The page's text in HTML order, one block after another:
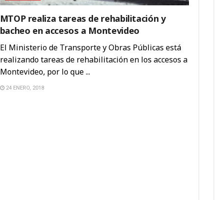
MTOP realiza tareas de rehabilitación y
bacheo en accesos a Montevideo
El Ministerio de Transporte y Obras Públicas está
realizando tareas de rehabilitación en los accesos a
Montevideo, por lo que ...
24 ENERO, 2018